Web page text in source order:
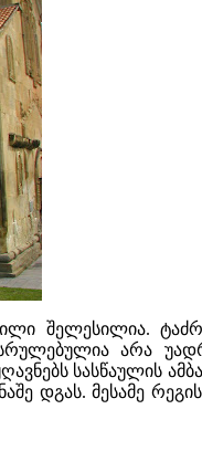
შელესილია.
არა
სასწაულის
დგას. მესამე